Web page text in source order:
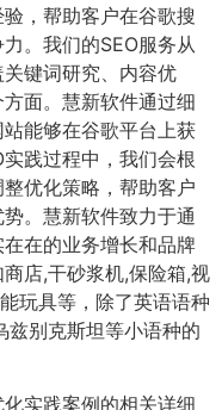
，帮助客户在谷歌搜
。我们的SEO服务从
键词研究、内容优
面。慧新软件通过细
能够在谷歌平台上获
践过程中，我们会根
优化策略，帮助客户
。慧新软件致力于通
在的业务增长和品牌
店,干砂浆机,保险箱,视
玩具等，除了英语语种
兹别克斯坦等小语种的
实践案例的相关详细